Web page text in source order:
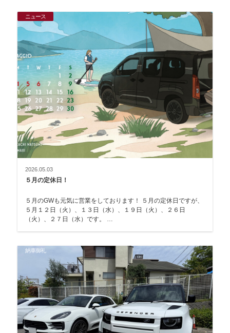
ニュース
2026.05.03
５月の定休日！
５月のGWも元気に営業をしております！ ５月の定休日ですが、
５月１２日（火）、１３日（水）、１９日（火）、２６日
納車御礼